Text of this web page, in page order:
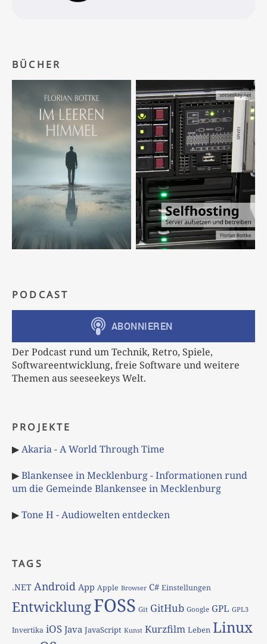
BÜCHER
PODCAST
Der Podcast rund um Technik, Retro, Spiele,
Softwareentwicklung, freie Software und weitere
Themen aus seeseekeys Welt.
PROJEKTE
▶Akaria - A World Through Time
▶Blankensee in Mecklenburg - Informationen rund
um die Gemeinde Blankensee in Mecklenburg
▶Tone H - Audiowelten entdecken
TAGS
.NET Android App Apple Browser C# Einstellungen
EntwicklungFOSS Git GitHub Google GPL GPL3
Invertika iOS Java JavaScript Kunst Kurzfilm Leben Linux